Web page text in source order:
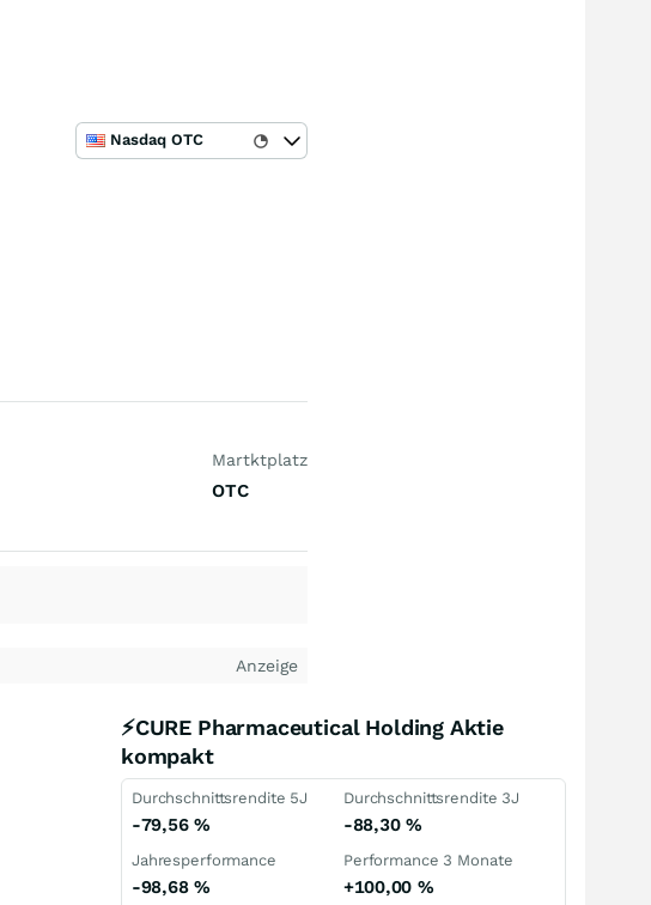
Nasdaq OTC
Martktplatz
OTC
Anzeige
⚡CURE Pharmaceutical Holding Aktie
kompakt
Durchschnittsrendite 5J
-79,56 %
Durchschnittsrendite 3J
-88,30 %
Jahresperformance
-98,68 %
Performance 3 Monate
+100,00 %